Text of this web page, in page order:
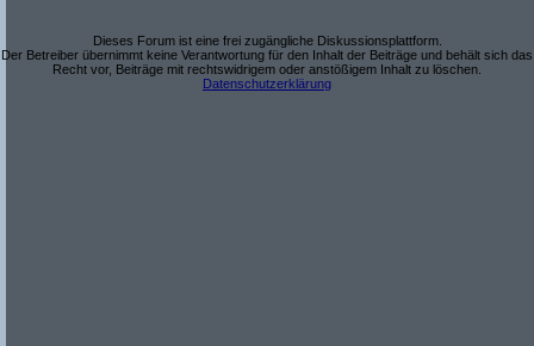
Dieses Forum ist eine frei zugängliche Diskussionsplattform.
Der Betreiber übernimmt keine Verantwortung für den Inhalt der Beiträge und behält sich das
Recht vor, Beiträge mit rechtswidrigem oder anstößigem Inhalt zu löschen.
Datenschutzerklärung